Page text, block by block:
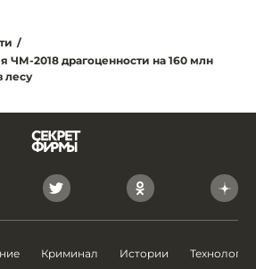
/
ЧМ-2018 драгоценности на 160 млн
лесу
Криминал Истории Технологии